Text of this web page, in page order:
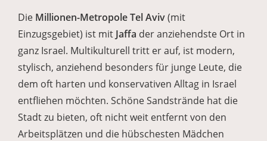
Die Millionen-Metropole Tel Aviv(mit
Einzugsgebiet) ist mit Jaffa der anziehendste Ort in
ganz Israel. Multikulturell tritt er auf, ist modern,
stylisch, anziehend besonders für junge Leute, die
dem oft harten und konservativen Alltag in Israel
entfliehen möchten. Schöne Sandstrände hat die
Stadt zu bieten, oft nicht weit entfernt von den
Arbeitsplätzen und die hübschesten Mädchen